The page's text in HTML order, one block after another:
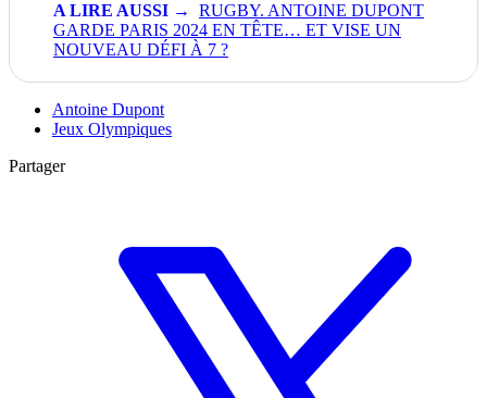
RUGBY. ANTOINE DUPONT
GARDE PARIS 2024 EN TÊTE… ET VISE UN
NOUVEAU DÉFI À 7 ?
Antoine Dupont
Jeux Olympiques
Partager